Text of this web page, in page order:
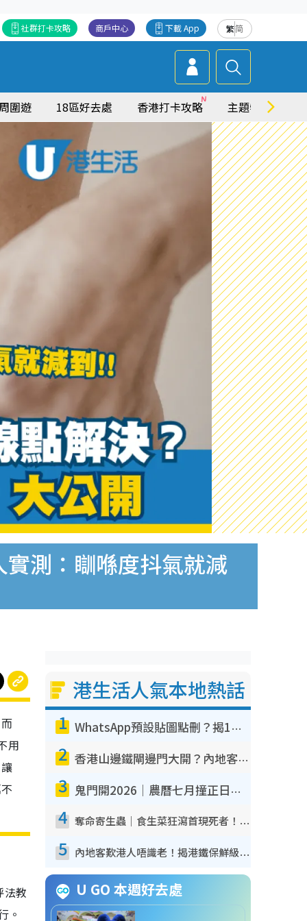
繁简
下載 App
商戶中心
社群打卡攻略
圍遊 18區好去處 香港打卡攻略 主題特集
測：瞓喺度抖氣就減
用
法教
。
港生活人氣本地熱話
1 WhatsApp預設貼圖點刪？揭1招「反向操作」還原簡潔介面 附3步實測教學
2 香港山邊鐵閘邊門大開？內地客困惑意義何在！網民神回覆：呢種叫法理性防禦
3 鬼門開2026｜農曆七月撞正日全食特別邪？專家警告切忌做一事！揭4大禁忌+2招保平安
4 奪命寄生蟲｜食生菜狂瀉首現死者！疫潮惡化錄1.8萬宗病例 揭洗菜3大謬誤
5 內地客歎港人唔識老！揭港鐵保鮮級冷氣 港人求放過：咪投訴
U GO 本週好去處